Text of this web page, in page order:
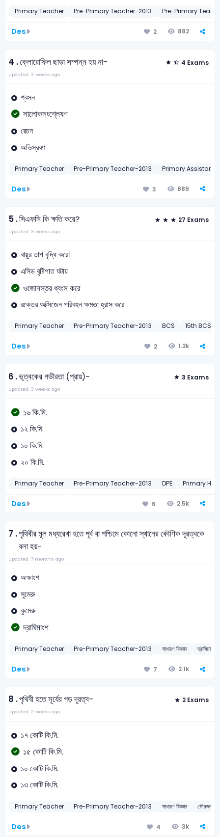
Primary Teacher Pre-Primary Teacher-2013 Pre-Primary
Des 2 882
4 .ক্লোরোফিল ছাড়া সম্পন্ন হয় না- 4 Exams
Updated: 3 weeks ago
শ্বসন
সালোকসংশ্লেষণ
রেচন
অভিস্রবণ
Primary Teacher Pre-Primary Teacher-2013 Primary Assistant
Des 3 889
5 .সিএফসি কি ক্ষতি করে? 27 Exams
Updated: 3 weeks ago
বায়ুর তাপ বৃদ্ধি করে।
এসিড বৃষ্টিপাত ঘটায়
ওজোনস্তর ধ্বংস করে
রক্তের অক্সিজেন পরিবহন ক্ষমতা হ্রাস করে
Primary Teacher Pre-Primary Teacher-2013 BCS 15th BCS
Des 2 1.2k
6 .ভূত্বকের গভীরতা (প্রায়)- 3 Exams
Updated: 3 weeks ago
১৬ কি.মি.
১২ কি.মি.
১০ কি.মি.
২০ কি.মি.
Primary Teacher Pre-Primary Teacher-2013 DPE Primary
Des 6 2.5k
7 .পৃথিবীর মূল মধ্যরেখা হতে পূর্ব বা পশ্চিমে কোনো স্থানের কৌণিক দূরত্বকে
বলা হয়-
Updated: 7 months ago
অক্ষাংশ
সুমেরু
কুমেরু
দ্রাঘিমাংশ
Primary Teacher Pre-Primary Teacher-2013 সাধারণ বিজ্ঞান
Des 7 2.1k
8 .পৃথিবী হতে সূর্যের গড় দূরত্ব- 2 Exams
Updated: 2 weeks ago
১৭ কোটি কি.মি.
১৫ কোটি কি.মি.
১০ কোটি কি.মি.
১৩ কোটি কি.মি.
Primary Teacher Pre-Primary Teacher-2013 সাধারণ বিজ্ঞান সৌরজগৎ
Des 4 3k